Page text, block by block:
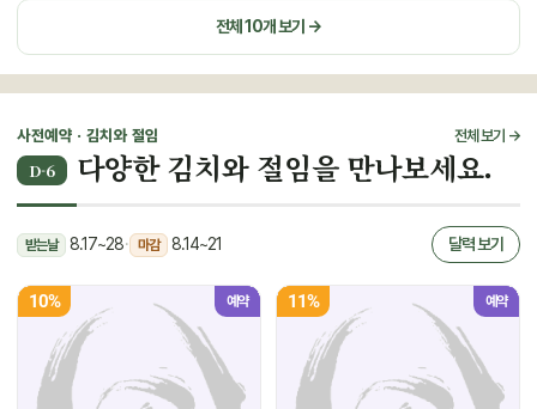
전체 10개 보기 →
사전예약 · 김치와 절임 전체 보기 →
D-6 다양한 김치와 절임을 만나보세요.
받는날 8.17~28· 마감 8.14~21 달력 보기
10% 예약 11% 예약